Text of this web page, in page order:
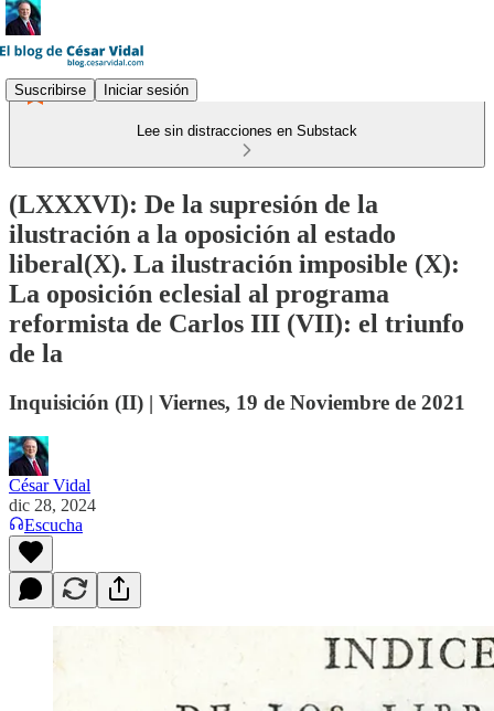
Suscribirse Iniciar sesión
Lee sin distracciones en Substack
(LXXXVI): De la supresión de la
ilustración a la oposición al estado
liberal(X). La ilustración imposible (X):
La oposición eclesial al programa
reformista de Carlos III (VII): el triunfo
de la
Inquisición (II) | Viernes, 19 de Noviembre de 2021
César Vidal
dic 28, 2024
Escucha